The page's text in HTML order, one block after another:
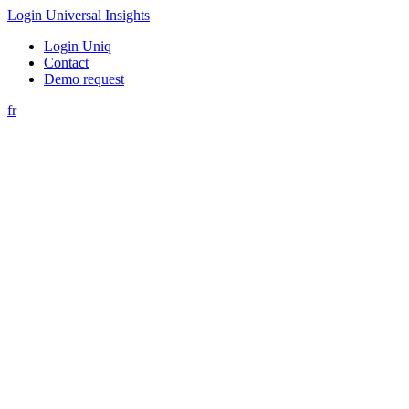
Login Universal Insights
Login Uniq
Contact
Demo request
fr